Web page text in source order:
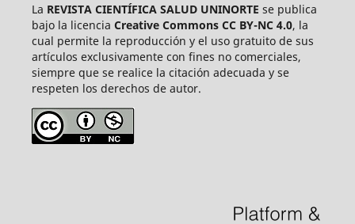
La REVISTA CIENTÍFICA SALUD UNINORTE se publica
bajo la licencia Creative Commons CC BY-NC 4.0, la
cual permite la reproducción y el uso gratuito de sus
artículos exclusivamente con fines no comerciales,
siempre que se realice la citación adecuada y se
respeten los derechos de autor.